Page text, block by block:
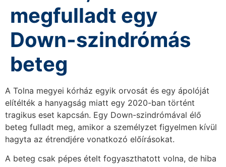
megfulladt egy
Down-szindrómás
beteg
A Tolna megyei kórház egyik orvosát és egy ápolóját
elítélték a hanyagság miatt egy 2020-ban történt
tragikus eset kapcsán. Egy Down-szindrómával élő
beteg fulladt meg, amikor a személyzet figyelmen kívül
hagyta az étrendjére vonatkozó előírásokat.
A beteg csak pépes ételt fogyaszthatott volna, de hiba